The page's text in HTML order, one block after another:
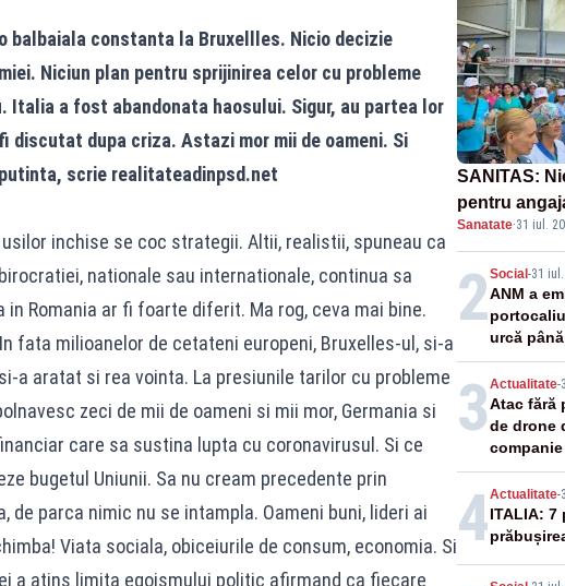
balbaiala constanta la Bruxellles. Nicio decizie
Niciun plan pentru sprijinirea celor cu probleme
Italia a fost abandonata haosului. Sigur, au partea lor
dupa criza. Astazi mor mii de oameni. Si
scrie realitateadinpsd.net
inchise se coc strategii. Altii, realistii, spuneau ca
nationale sau internationale, continua sa
Romania ar fi foarte diferit. Ma rog, ceva mai bine.
fata milioanelor de cetateni europeni, Bruxelles-ul, si-a
a aratat si rea vointa. La presiunile tarilor cu probleme
zeci de mii de oameni si mii mor, Germania si
care sa sustina lupta cu coronavirusul. Si ce
bugetul Uniunii. Sa nu cream precedente prin
de parca nimic nu se intampla. Oameni buni, lideri ai
Viata sociala, obiceiurile de consum, economia. Si
a atins limita egoismului politic afirmand ca fiecare
SANITAS:
pentru
proiectul
Sanatate·31 iul.
2Social -31 iul.
ANM a
urcă
devin
3 Actualitate-
Atac fără
de drone
rachetă
4Actualitate-
ITALIA: 7